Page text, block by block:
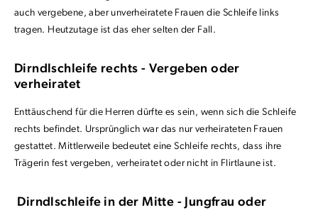
auch vergebene, aber unverheiratete Frauen die Schleife links
tragen. Heutzutage ist das eher selten der Fall.
Dirndlschleife rechts - Vergeben oder
verheiratet
Enttäuschend für die Herren dürfte es sein, wenn sich die Schleife
rechts befindet. Ursprünglich war das nur verheirateten Frauen
gestattet. Mittlerweile bedeutet eine Schleife rechts, dass ihre
Trägerin fest vergeben, verheiratet oder nicht in Flirtlaune ist.
Dirndlschleife in der Mitte - Jungfrau oder